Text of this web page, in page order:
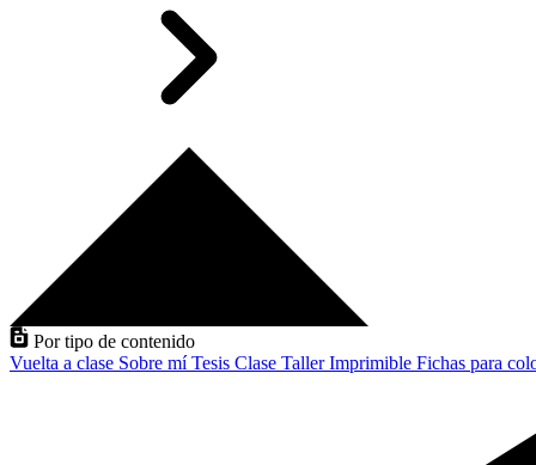
Por tipo de contenido
Vuelta a clase Sobre míTesis Clase TallerImprimible Fichas para